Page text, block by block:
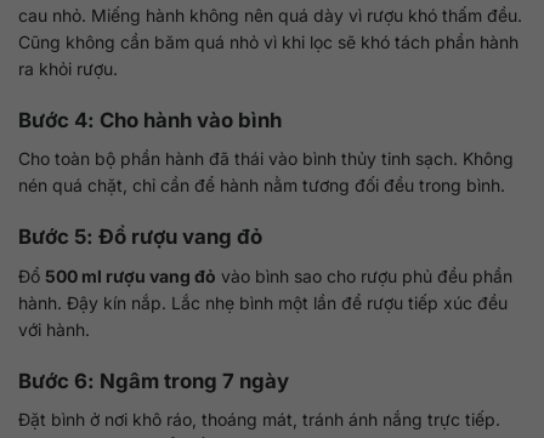
cau nhỏ. Miếng hành không nên quá dày vì rượu khó thấm đều.
Cũng không cần băm quá nhỏ vì khi lọc sẽ khó tách phần hành
ra khỏi rượu.
Bước 4: Cho hành vào bình
Cho toàn bộ phần hành đã thái vào bình thủy tinh sạch. Không
nén quá chặt, chỉ cần để hành nằm tương đối đều trong bình.
Bước 5: Đổ rượu vang đỏ
Đổ 500 ml rượu vang đỏ vào bình sao cho rượu phủ đều phần
hành. Đậy kín nắp. Lắc nhẹ bình một lần để rượu tiếp xúc đều
với hành.
Bước 6: Ngâm trong 7 ngày
Đặt bình ở nơi khô ráo, thoáng mát, tránh ánh nắng trực tiếp.